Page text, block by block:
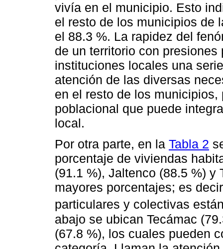
vivía en el municipio. Esto
el resto de los municipios de
el 88.3 %. La rapidez del
de un territorio con
instituciones locales una
atención de las diversas
en el resto de los
poblacional que puede
local.
Por otra parte, en la Tabla 2
porcentaje de viviendas
(91.1 %), Jaltenco (88.5 %) y
mayores porcentajes; es
particulares y colectivas
abajo se ubican Tecámac
(67.8 %), los cuales pueden